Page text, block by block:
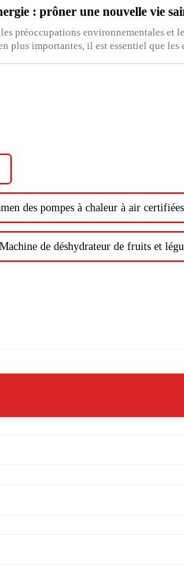
: prôner une nouvelle vie
préoccupations environnementales et
plus importantes, il est essentiel que les
des pompes à chaleur à air
Machine de déshydrateur de fruits et